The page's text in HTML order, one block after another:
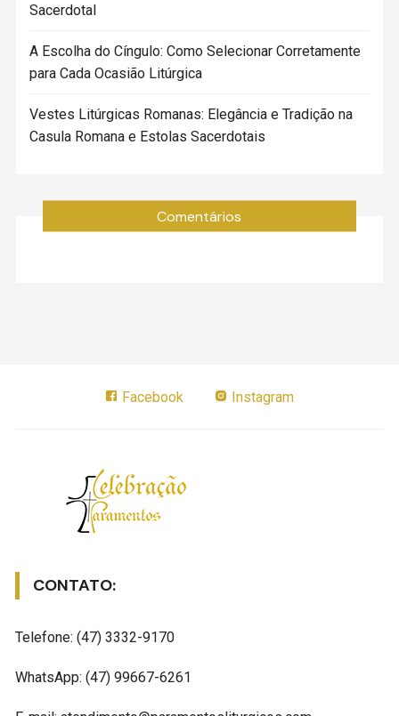
Sacerdotal
A Escolha do Cíngulo: Como Selecionar Corretamente
para Cada Ocasião Litúrgica
Vestes Litúrgicas Romanas: Elegância e Tradição na
Casula Romana e Estolas Sacerdotais
Comentários
Facebook Instagram
CONTATO:
Telefone: (47) 3332-9170
WhatsApp: (47) 99667-6261